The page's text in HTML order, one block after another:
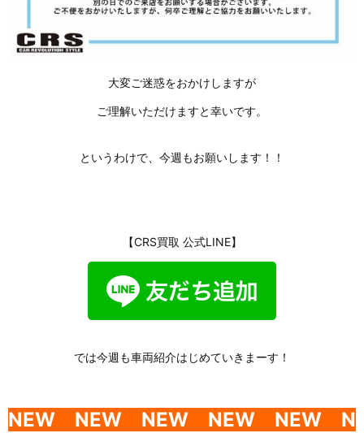
大変ご迷惑をおかけしますが
ご理解いただけますと幸いです。
というわけで、今週もお願いします！！
【CRS買取 公式LINE】
では今週も車両紹介はじめていきまーす！
NEW NEW NEW NEW NEW N